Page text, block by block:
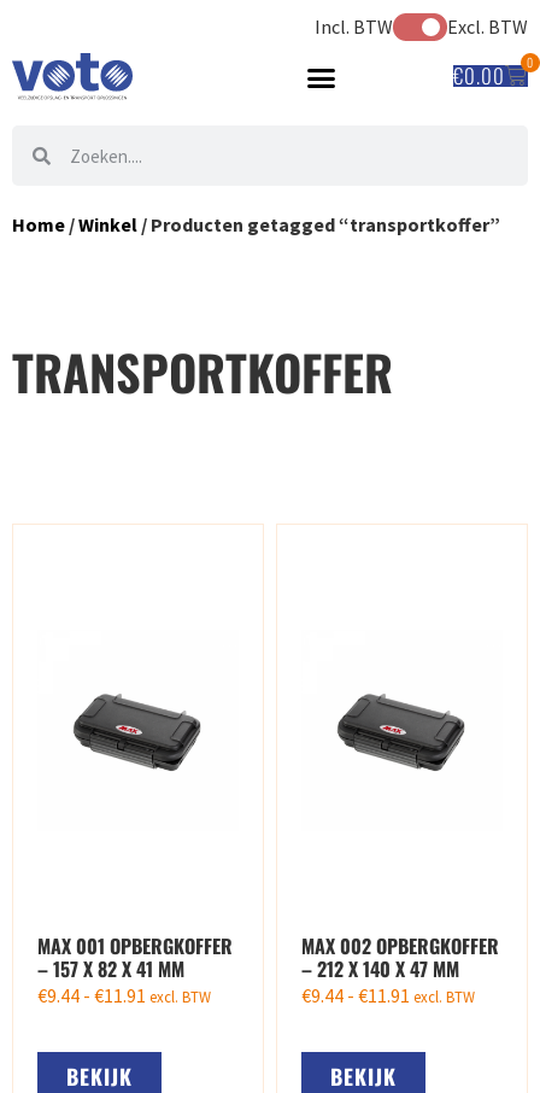
Incl. BTW Excl. BTW
€0.00 0
Home /Winkel / Producten getagged “transportkoffer”
TRANSPORTKOFFER
MAX 001 OPBERGKOFFER
– 157 X 82 X 41 MM
€9.44 - €11.91 excl. BTW
BEKIJK
MAX 002 OPBERGKOFFER
– 212 X 140 X 47 MM
€9.44 - €11.91 excl. BTW
BEKIJK